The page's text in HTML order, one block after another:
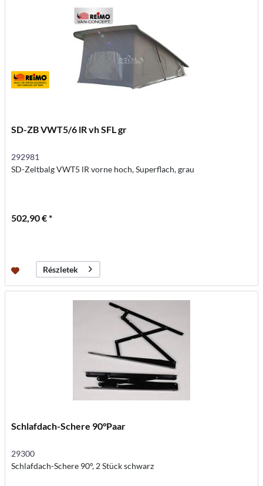
SD-ZB VWT5/6 lR vh SFL gr
292981
SD-Zeltbalg VWT5 lR vorne hoch, Superflach, grau
502,90 € *
Részletek
Schlafdach-Schere 90°Paar
29300
Schlafdach-Schere 90°, 2 Stück schwarz